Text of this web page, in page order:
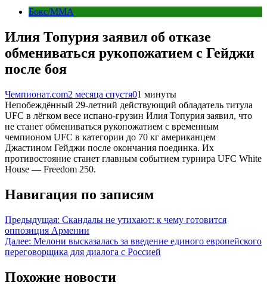
Бокс/MMA
Илия Топурия заявил об отказе
обмениваться рукопожатием с Гейджи
после боя
Чемпионат.com2 месяца спустя01 минуты
Непобеждённый 29-летний действующий обладатель титула
UFC в лёгком весе испано-грузин Илия Топурия заявил, что
не станет обмениваться рукопожатием с временным
чемпионом UFC в категории до 70 кг американцем
Джастином Гейджи после окончания поединка. Их
противостояние станет главным событием турнира UFC White
House — Freedom 250.
Навигация по записям
Предыдущая: Скандалы не утихают: к чему готовится
оппозиция Армении
Далее: Мелони высказалась за введение единого европейского
переговорщика для диалога с Россией
Похожие новости